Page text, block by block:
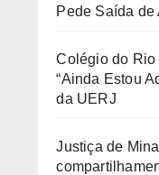
Pede Saída de
Colégio do Rio
“Ainda Estou
da UERJ
Justiça de